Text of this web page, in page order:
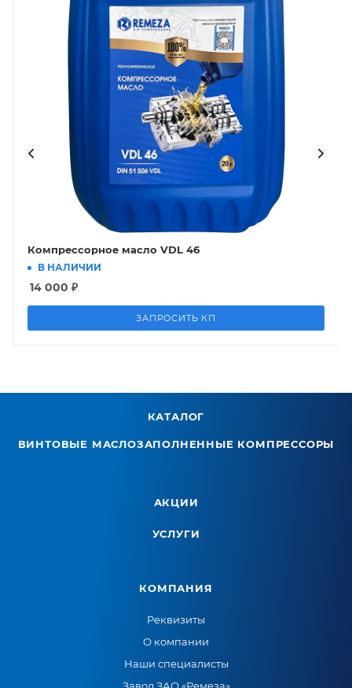
Компрессорное масло VDL 46
В НАЛИЧИИ
14 000 ₽
ЗАПРОСИТЬ КП
КАТАЛОГ
ВИНТОВЫЕ МАСЛОЗАПОЛНЕННЫЕ КОМПРЕССОРЫ
АКЦИИ
УСЛУГИ
КОМПАНИЯ
Реквизиты
О компании
Наши специалисты